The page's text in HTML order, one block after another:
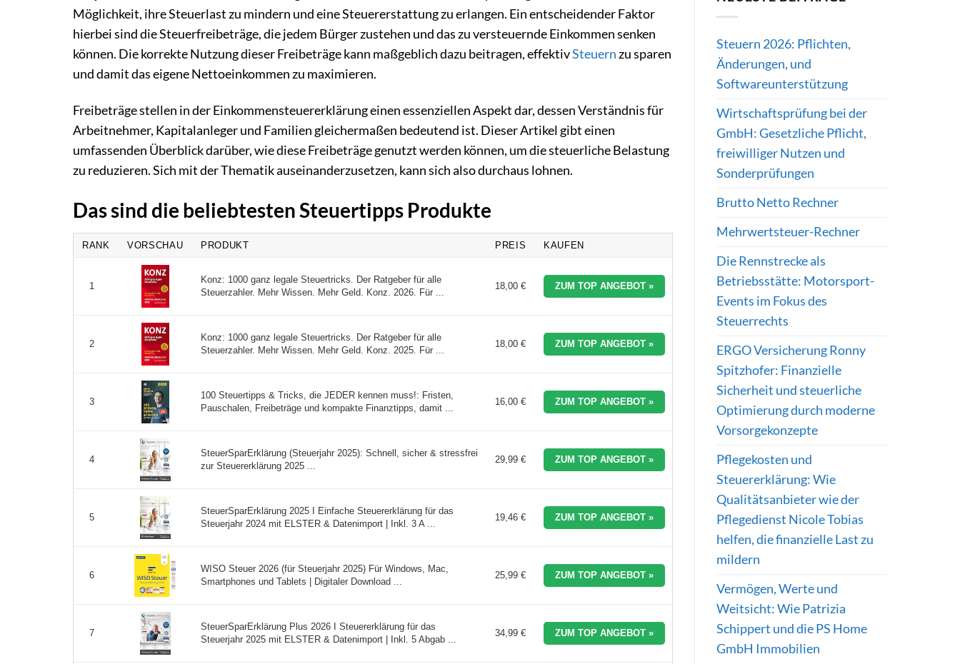
Möglichkeit, ihre Steuerlast zu mindern und eine Steuererstattung zu erlangen. Ein entscheidender Faktor
hierbei sind die Steuerfreibeträge, die jedem Bürger zustehen und das zu versteuernde Einkommen senken
können. Die korrekte Nutzung dieser Freibeträge kann maßgeblich dazu beitragen, effektivSteuernzu sparen
und damit das eigene Nettoeinkommen zu maximieren.
Freibeträge stellen in der Einkommensteuererklärung einen essenziellen Aspekt dar, dessen Verständnis für
Arbeitnehmer, Kapitalanleger und Familien gleichermaßen bedeutend ist. Dieser Artikel gibt einen
umfassenden Überblick darüber, wie diese Freibeträge genutzt werden können, um die steuerliche Belastung
zu reduzieren. Sich mit der Thematik auseinanderzusetzen, kann sich also durchaus lohnen.
Das sind die beliebtesten Steuertipps Produkte
RANK VORSCHAU PRODUKT PREIS KAUFEN
1
Konz: 1000 ganz legale Steuertricks. Der Ratgeber für alle
Steuerzahler. Mehr Wissen. Mehr Geld. Konz. 2026. Für ...
18,00 € ZUM TOP ANGEBOT »
2
Konz: 1000 ganz legale Steuertricks. Der Ratgeber für alle
Steuerzahler. Mehr Wissen. Mehr Geld. Konz. 2025. Für ...
18,00 € ZUM TOP ANGEBOT »
3
100 Steuertipps & Tricks, die JEDER kennen muss!: Fristen,
Pauschalen, Freibeträge und kompakte Finanztipps, damit ...
16,00 € ZUM TOP ANGEBOT »
4
SteuerSparErklärung (Steuerjahr 2025): Schnell, sicher & stressfrei
zur Steuererklärung 2025 ...
29,99 € ZUM TOP ANGEBOT »
5
SteuerSparErklärung 2025 I Einfache Steuererklärung für das
Steuerjahr 2024 mit ELSTER & Datenimport | Inkl. 3 A ...
19,46 € ZUM TOP ANGEBOT »
6
WISO Steuer 2026 (für Steuerjahr 2025) Für Windows, Mac,
Smartphones und Tablets | Digitaler Download ...
25,99 € ZUM TOP ANGEBOT »
7
SteuerSparErklärung Plus 2026 I Steuererklärung für das
Steuerjahr 2025 mit ELSTER & Datenimport | Inkl. 5 Abgab ...
34,99 € ZUM TOP ANGEBOT »
Steuern 2026: Pflichten,
Änderungen, und
Softwareunterstützung
Wirtschaftsprüfung bei der
GmbH: Gesetzliche Pflicht,
freiwilliger Nutzen und
Sonderprüfungen
Brutto Netto Rechner
Mehrwertsteuer-Rechner
Die Rennstrecke als
Betriebsstätte: Motorsport-
Events im Fokus des
Steuerrechts
ERGO Versicherung Ronny
Spitzhofer: Finanzielle
Sicherheit und steuerliche
Optimierung durch moderne
Vorsorgekonzepte
Pflegekosten und
Steuererklärung: Wie
Qualitätsanbieter wie der
Pflegedienst Nicole Tobias
helfen, die finanzielle Last zu
mildern
Vermögen, Werte und
Weitsicht: Wie Patrizia
Schippert und die PS Home
GmbH Immobilien